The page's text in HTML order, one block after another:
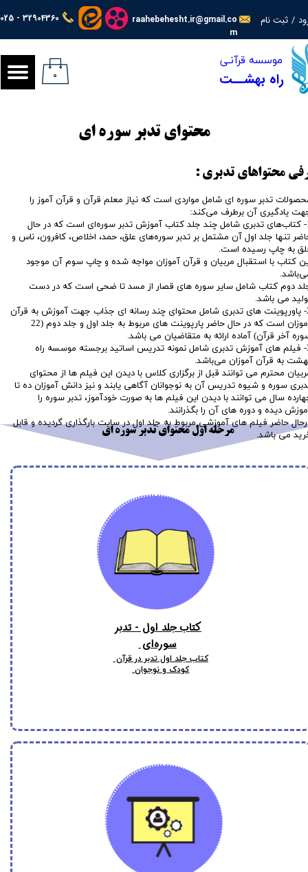
025 - 32904360
raahebehesht.ir@gmail.co
m
/ ثبت نام
حساب کاربری من
تغییر گذر واژه
سفارشات
خروج از حساب کاربری
​​​​موسسه قرآنـی
راه بهشــت ۰
محتوای تدبر سوره ای
​تدبر سوره ای شامل مواردی است که نیاز معلم قرآن و قرآن آموز را
یادگیری آن برطرف می‌کند:
1- کتاب‌های تدبری شامل چند جلد کتاب آموزش تدبر سوره‌ای است که در حال
تنها جلد اول آن مشتمل بر تدبر سوره‌های علق، حمد، اخلاص، کافرون، ناس و
به چاپ رسیده است.
کتاب با استقبال مربیان و قرآن آموزان مواجه شده و چاپ سوم آن موجود
دوم کتاب شامل سایر سوره های قصار از مسد تا ضحی است که در دست
می باشد.
2- پاورپوینت های تدبری شامل محتوای چند رسانه ای جذاب جهت آموزش به قرآن
آموزان است که در حال حاضر پارپوینت های مربوط به جلد اول و جلد دوم (22
آخر قرآن) آماده ارائه به متقاضیان می باشد.
3- فیلم های آموزش تدبری شامل نمونه تدریس اساتید برجسته موسسه راه
به قرآن آموزان می‌باشد.
محترم می توانند قبل از برگزاری کلاس با دیدن این فیلم ها از محتوای
سوره و شیوه تدریس آن به نوجوانان آگاهی یابند و نیز دانش آموزان ده تا
سال می توانند با دیدن این فیلم ها به صورت خودآموز، تدبر سوره را
دیده و دوره های آن را بگذرانند.
حاضر فیلم های آموزشی مربوط به جلد اول در سایت بارگذاری گردیده و قابل
می باشد.
محتواهای تدبری :
مرحله اول محتوای تدبر سوره ای
کتاب جلد اول - تدبر
سوره‌ای
کتاب جلد اول تدبر در قرآن
کودک و نوجوان